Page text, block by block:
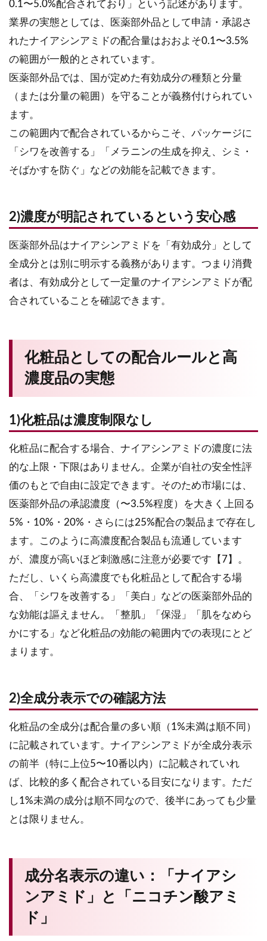
0.1〜5.0%配合されており」という記述があります。
業界の実態としては、医薬部外品として申請・承認さ
れたナイアシンアミドの配合量はおおよそ0.1〜3.5%
の範囲が一般的とされています。
医薬部外品では、国が定めた有効成分の種類と分量
（または分量の範囲）を守ることが義務付けられてい
ます。
この範囲内で配合されているからこそ、パッケージに
「シワを改善する」「メラニンの生成を抑え、シミ・
そばかすを防ぐ」などの効能を記載できます。
2)濃度が明記されているという安心感
医薬部外品はナイアシンアミドを「有効成分」として
全成分とは別に明示する義務があります。つまり消費
者は、有効成分として一定量のナイアシンアミドが配
合されていることを確認できます。
化粧品としての配合ルールと高
濃度品の実態
1)化粧品は濃度制限なし
化粧品に配合する場合、ナイアシンアミドの濃度に法
的な上限・下限はありません。企業が自社の安全性評
価のもとで自由に設定できます。そのため市場には、
医薬部外品の承認濃度（〜3.5%程度）を大きく上回る
5%・10%・20%・さらには25%配合の製品まで存在し
ます。このように高濃度配合製品も流通しています
が、濃度が高いほど刺激感に注意が必要です【7】。
ただし、いくら高濃度でも化粧品として配合する場
合、「シワを改善する」「美白」などの医薬部外品的
な効能は謳えません。「整肌」「保湿」「肌をなめら
かにする」など化粧品の効能の範囲内での表現にとど
まります。
2)全成分表示での確認方法
化粧品の全成分は配合量の多い順（1%未満は順不同）
に記載されています。ナイアシンアミドが全成分表示
の前半（特に上位5〜10番以内）に記載されていれ
ば、比較的多く配合されている目安になります。ただ
し1%未満の成分は順不同なので、後半にあっても少量
とは限りません。
成分名表示の違い：「ナイアシ
ンアミド」と「ニコチン酸アミ
ド」